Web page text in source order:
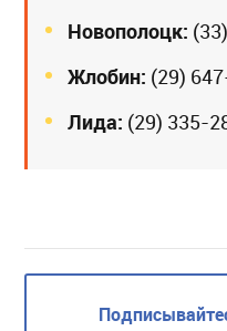
Новополоцк:
Жлобин: (29)
Лида: (29) 335-